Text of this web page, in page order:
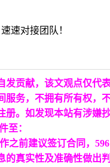
速对接团队！
发贡献，该文观点仅代
服务，不拥有所有权，
册。如发现本站有涉嫌
至：
之前建议签订合同，596
的真实性及准确性做出